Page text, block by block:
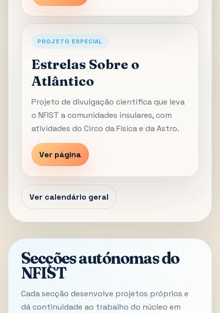
PROJETO ESPECIAL
Estrelas Sobre o
Atlântico
Projeto de divulgação científica que leva
o NFIST a comunidades insulares, com
atividades do Circo da Física e da Astro.
Ver página
Ver calendário geral
Secções autónomas do
NFIST
Cada secção desenvolve projetos próprios e
dá continuidade ao trabalho do núcleo em